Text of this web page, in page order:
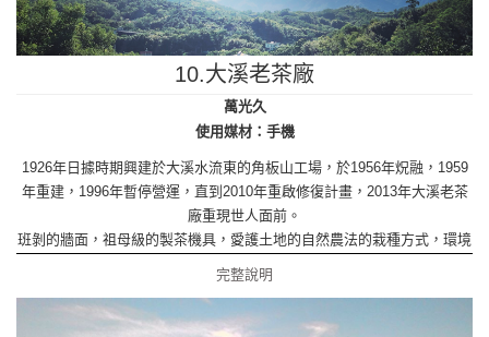
10.大溪老茶廠
萬光久
使用媒材：手機
1926年日據時期興建於大溪水流東的角板山工場，於1956年炾融，1959
年重建，1996年暫停營運，直到2010年重啟修復計畫，2013年大溪老茶
廠重現世人面前。
班剝的牆面，祖母級的製茶機具，愛護土地的自然農法的栽種方式，環境
教育的場所，祈望重新展現她百年風華，大溪老茶廠。